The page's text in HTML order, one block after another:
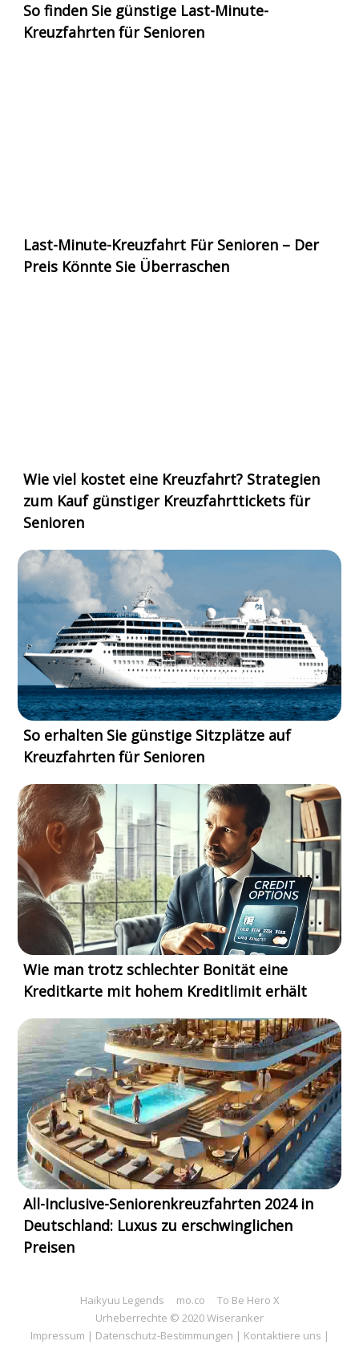
So finden Sie günstige Last-Minute-
Kreuzfahrten für Senioren
Last-Minute-Kreuzfahrt Für Senioren – Der
Preis Könnte Sie Überraschen
Wie viel kostet eine Kreuzfahrt? Strategien
zum Kauf günstiger Kreuzfahrttickets für
Senioren
So erhalten Sie günstige Sitzplätze auf
Kreuzfahrten für Senioren
Wie man trotz schlechter Bonität eine
Kreditkarte mit hohem Kreditlimit erhält
All-Inclusive-Seniorenkreuzfahrten 2024 in
Deutschland: Luxus zu erschwinglichen
Preisen
Haikyuu Legends mo.co
To Be Hero X
Urheberrechte © 2020 Wiseranker
Impressum | Datenschutz-Bestimmungen | Kontaktiere uns |